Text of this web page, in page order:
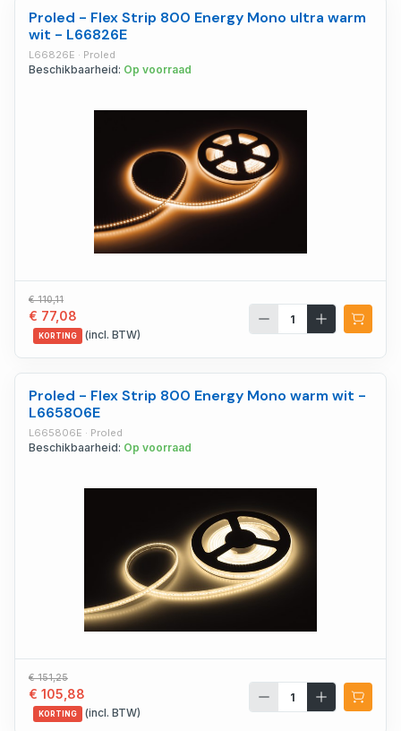
Proled - Flex Strip 800 Energy Mono ultra warm
wit - L66826E
L66826E · Proled
Beschikbaarheid: Op voorraad
€ 110,11
€ 77,08
KORTING (incl. BTW)
Proled - Flex Strip 800 Energy Mono warm wit -
L665806E
L665806E · Proled
Beschikbaarheid: Op voorraad
€ 151,25
€ 105,88
KORTING (incl. BTW)